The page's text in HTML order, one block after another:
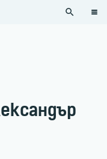
search